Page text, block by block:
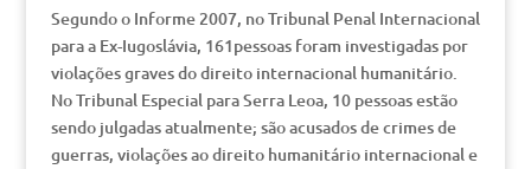
Segundo o Informe 2007, no Tribunal Penal Internacional
para a Ex-Iugoslávia, 161pessoas foram investigadas por
violações graves do direito internacional humanitário.
No Tribunal Especial para Serra Leoa, 10 pessoas estão
sendo julgadas atualmente; são acusados de crimes de
guerras, violações ao direito humanitário internacional e